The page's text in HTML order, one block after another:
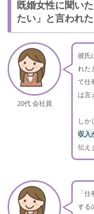
既婚女性に聞い
たい」と言われ
20代 会社員
彼氏
れた
て仕
は言
しか
収入
伝え
「
する